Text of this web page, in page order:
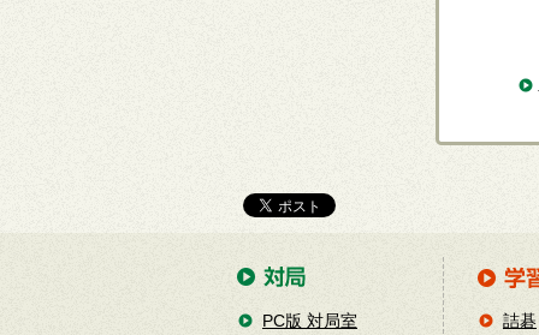
PC版 対局室
詰碁